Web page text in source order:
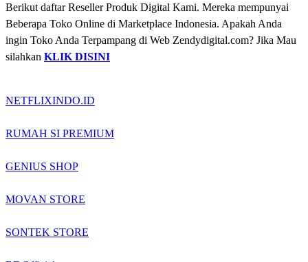
Berikut daftar Reseller Produk Digital Kami. Mereka mempunyai
Beberapa Toko Online di Marketplace Indonesia. Apakah Anda
ingin Toko Anda Terpampang di Web Zendydigital.com? Jika Mau
silahkan KLIK DISINI
NETFLIXINDO.ID
RUMAH SI PREMIUM
GENIUS SHOP
MOVAN STORE
SONTEK STORE